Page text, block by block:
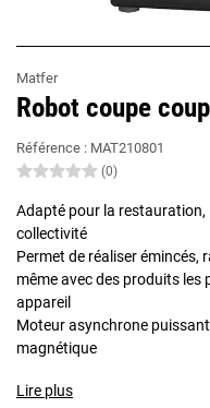
Matfer
Robot coupe
Référence : MAT210801
(0)
Adapté pour la restauration,
collectivité
Permet de réaliser émincés,
même avec des produits les
appareil
Moteur asynchrone
magnétique
Lire plus